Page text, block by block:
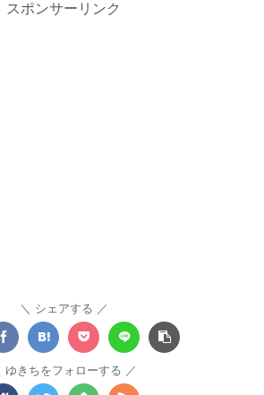
スポンサーリンク
シェアする
ゆきちをフォローする